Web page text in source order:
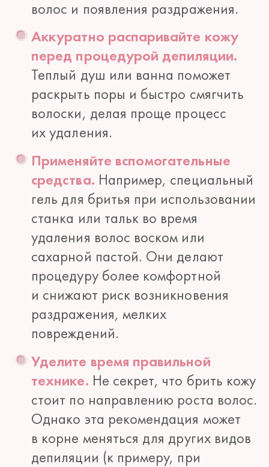
волос и появления раздражения.
Аккуратно распаривайте кожу
перед процедурой депиляции.
Теплый душ или ванна поможет
раскрыть поры и быстро смягчить
волоски, делая проще процесс
их удаления.
Применяйте вспомогательные
средства. Например, специальный
гель для бритья при использовании
станка или тальк во время
удаления волос воском или
сахарной пастой. Они делают
процедуру более комфортной
и снижают риск возникновения
раздражения, мелких
повреждений.
Уделите время правильной
технике. Не секрет, что брить кожу
стоит по направлению роста волос.
Однако эта рекомендация может
в корне меняться для других видов
депиляции (к примеру, при